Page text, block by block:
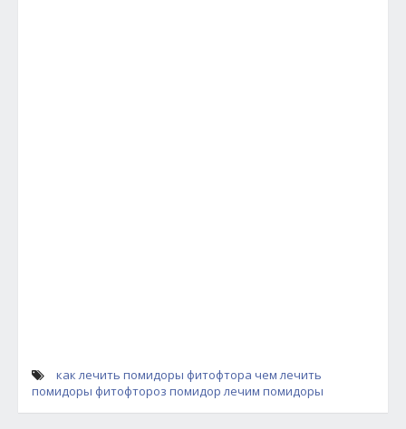
как лечить помидоры фитофтора чем лечить
помидоры фитофтороз помидор лечим помидоры